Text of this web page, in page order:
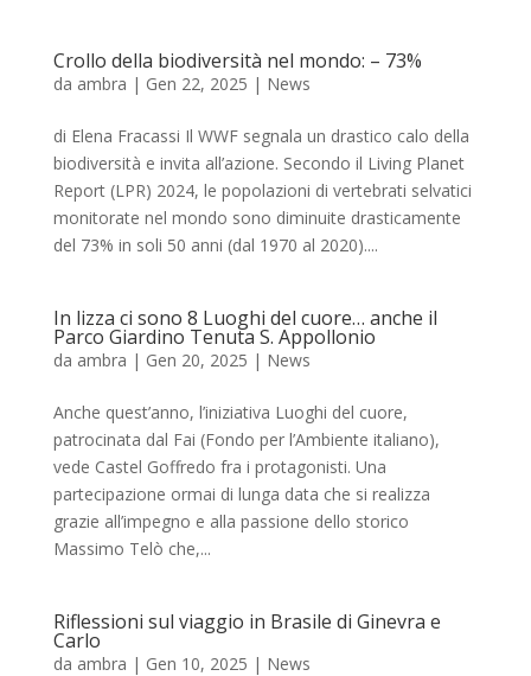
Crollo della biodiversità nel mondo: – 73%
da ambra | Gen 22, 2025 | News
di Elena Fracassi Il WWF segnala un drastico calo della
biodiversità e invita all’azione. Secondo il Living Planet
Report (LPR) 2024, le popolazioni di vertebrati selvatici
monitorate nel mondo sono diminuite drasticamente
del 73% in soli 50 anni (dal 1970 al 2020)....
In lizza ci sono 8 Luoghi del cuore… anche il
Parco Giardino Tenuta S. Appollonio
da ambra | Gen 20, 2025 | News
Anche quest’anno, l’iniziativa Luoghi del cuore,
patrocinata dal Fai (Fondo per l’Ambiente italiano),
vede Castel Goffredo fra i protagonisti. Una
partecipazione ormai di lunga data che si realizza
grazie all’impegno e alla passione dello storico
Massimo Telò che,...
Riflessioni sul viaggio in Brasile di Ginevra e
Carlo
da ambra | Gen 10, 2025 | News